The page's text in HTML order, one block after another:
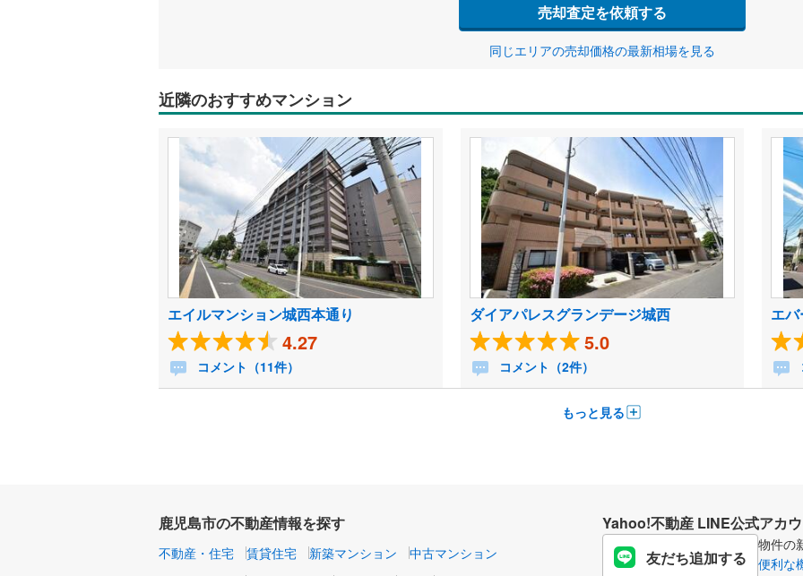
売却査定を依頼する
同じエリアの売却価格の最新相場を見る
近隣のおすすめマンション
エイルマンション城西本通り
4.27
コメント（11件）
ダイアパレスグランデージ城西
5.0
コメント（2件）
エ
もっと見る
鹿児島市の不動産情報を探す
不動産・住宅 賃貸住宅 新築マンション
中古マンション
Yahoo!不動産 LINE公式アカ
友だち追加する
物件の
便利な